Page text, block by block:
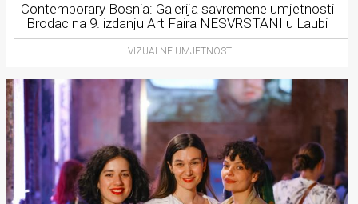
Contemporary Bosnia: Galerija savremene umjetnosti
Brodac na 9. izdanju Art Faira NESVRSTANI u Laubi
VIZUALNE UMJETNOSTI